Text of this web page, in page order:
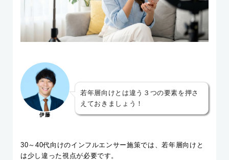
伊藤
若年層向けとは違う３つの要素を押さ
えておきましょう！
30～40代向けのインフルエンサー施策では、若年層向けと
は少し違った視点が必要です。